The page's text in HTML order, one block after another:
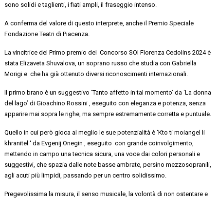
sono solidi etaglienti,ifiati ampli, il fraseggio intenso.
A conferma del valore di questo interprete, ancheilPremio Speciale
Fondazione Teatri di Piacenza.
La vincitrice del Primo premiodelConcorso SOI Fiorenza Cedolins 2024 è
stataElizaveta Shuvalova ,un soprano russoche studia con Gabriella
Morigi e che ha già ottenutodiversi riconoscimenti internazionali
Il primo brano è un suggestivo‘Tanto affetto in tal momento’ da ‘La donna
del lago’ di GioachinoRossini eseguito con eleganza e potenza, senza
apparire mai sopra le righe, ma sempre estremamente corretta e puntuale.
Quello in cui però gioca al meglio le sue potenzialitàè‘Kto timoiangel li
khranitel ‘ da Evgenij Onegin
, eseguito con grande coinvolgimento,
mettendo in campo una tecnica sicura, una voce dai colori personali e
suggestivi, che spazia dalle note basse ambrate, persinomezzosopranili
agli acuti più limpidi, passando per un centro solidissimo.
Pregevolissima la misura, il senso musicale, la volontà di non ostentare e